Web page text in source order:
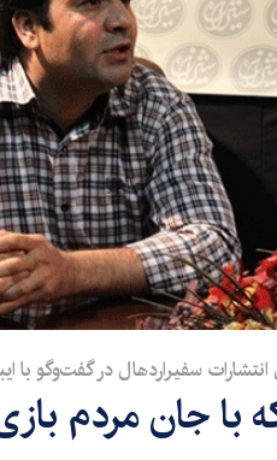
سفیراردهال در گفت‌وگو با
با جان مردم